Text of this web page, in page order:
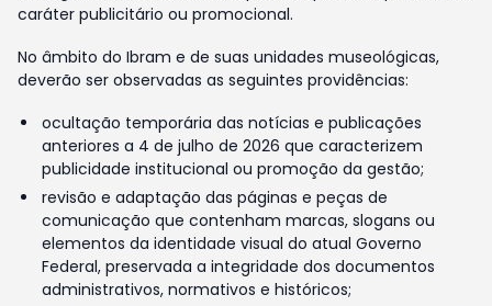
caráter publicitário ou promocional.
No âmbito do Ibram e de suas unidades museológicas,
deverão ser observadas as seguintes providências:
ocultação temporária das notícias e publicações
anteriores a 4 de julho de 2026 que caracterizem
publicidade institucional ou promoção da gestão;
revisão e adaptação das páginas e peças de
comunicação que contenham marcas, slogans ou
elementos da identidade visual do atual Governo
Federal, preservada a integridade dos documentos
administrativos, normativos e históricos;